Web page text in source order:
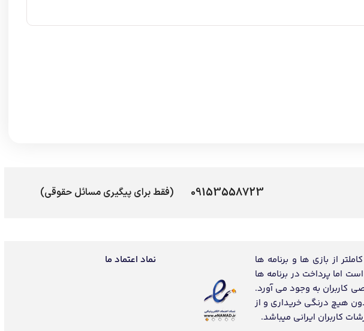
09153558723 (فقط برای پیگیری مسائل حقوقی)
از بازی ها و برنامه ها
اما پرداخت در برنامه ها
کاربران به وجود می آورد.
هیچ درنگی خریداری و از
نماد اعتماد ما